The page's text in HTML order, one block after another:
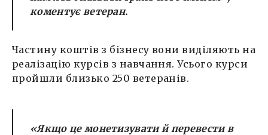
коментує ветеран.
Частину коштів з бізнесу вони виділяють на
реалізацію курсів з навчання. Усього курси
пройшли близько 250 ветеранів.
«Якщо це монетизувати й перевести в